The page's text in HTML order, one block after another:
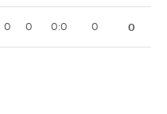
0 0 0:0 0 0